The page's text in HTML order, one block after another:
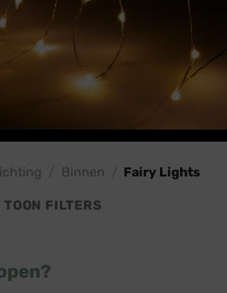
Binnen Fairy Lights
TOON FILTERS